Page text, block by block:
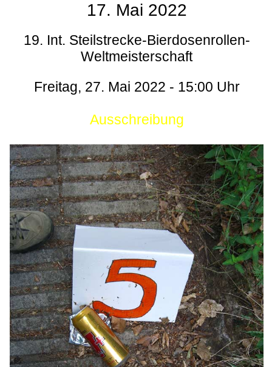
17. Mai 2022
19. Int. Steilstrecke-Bierdosenrollen-
Weltmeisterschaft
Freitag, 27. Mai 2022 - 15:00 Uhr
Ausschreibung